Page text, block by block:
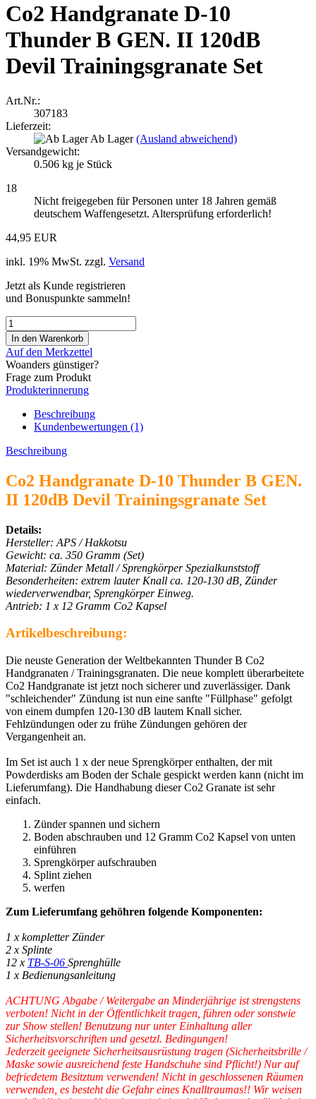
Co2 Handgranate D-10
Thunder B GEN. II 120dB
Devil Trainingsgranate Set
Art.Nr.:
307183
Lieferzeit:
Ab Lager(Ausland abweichend)
Versandgewicht:
0.506 kg je Stück
18
Nicht freigegeben für Personen unter 18 Jahren gemäß
deutschem Waffengesetzt. Altersprüfung erforderlich!
44,95 EUR
inkl. 19% MwSt. zzgl. Versand
Jetzt als Kunde registrieren
und Bonuspunkte sammeln!
Auf den Merkzettel
Woanders günstiger?
Frage zum Produkt
Produkterinnerung
Beschreibung
Kundenbewertungen (1)
Beschreibung
Co2 Handgranate D-10 Thunder B GEN.
II 120dB Devil Trainingsgranate Set
Details:
Hersteller: APS / Hakkotsu
Gewicht: ca. 350 Gramm (Set)
Material: Zünder Metall / Sprengkörper Spezialkunststoff
Besonderheiten: extrem lauter Knall ca. 120-130 dB, Zünder
wiederverwendbar, Sprengkörper Einweg.
Antrieb: 1 x 12 Gramm Co2 Kapsel
Artikelbeschreibung:
Die neuste Generation der Weltbekannten Thunder B Co2
Handgranaten / Trainingsgranaten. Die neue komplett überarbeitete
Co2 Handgranate ist jetzt noch sicherer und zuverlässiger. Dank
"schleichender" Zündung ist nun eine sanfte "Füllphase" gefolgt
von einem dumpfen 120-130 dB lautem Knall sicher.
Fehlzündungen oder zu frühe Zündungen gehören der
Vergangenheit an.
Im Set ist auch 1 x der neue Sprengkörper enthalten, der mit
Powderdisks am Boden der Schale gespickt werden kann (nicht im
Lieferumfang). Die Handhabung dieser Co2 Granate ist sehr
einfach.
Zünder spannen und sichern
Boden abschrauben und 12 Gramm Co2 Kapsel von unten
einführen
Sprengkörper aufschrauben
Splint ziehen
werfen
Zum Lieferumfang gehöhren folgende Komponenten:
1 x kompletter Zünder
2 x Splinte
12 x TB-S-06 Sprenghülle
1 x Bedienungsanleitung
ACHTUNG Abgabe / Weitergabe an Minderjährige ist strengstens
verboten! Nicht in der Öffentlichkeit tragen, führen oder sonstwie
zur Show stellen! Benutzung nur unter Einhaltung aller
Sicherheitsvorschriften und gesetzl. Bedingungen!
Jederzeit geeignete Sicherheitsausrüstung tragen (Sicherheitsbrille /
Maske sowie ausreichend feste Handschuhe sind Pflicht!) Nur auf
befriedetem Besitztum verwenden! Nicht in geschlossenen Räumen
verwenden, es besteht die Gefahr eines Knalltraumas!! Wir weisen